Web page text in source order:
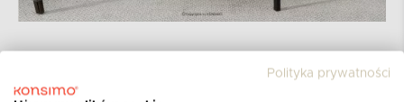
Kolekcja GERIS
Polityka prywatności